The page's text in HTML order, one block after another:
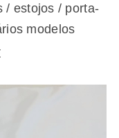
/ estojos / porta-
modelos
Price